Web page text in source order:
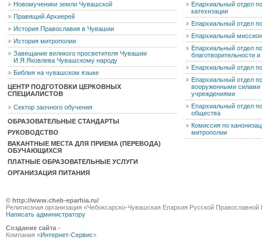
Новомученики земли Чувашской
Правящий Архиерей
История Православия в Чувашии
История митрополии
Завещание великого просветителя Чувашии
И.Я.Яковлева Чувашскому народу
Библия на чувашском языке
ЦЕНТР ПОДГОТОВКИ ЦЕРКОВНЫХ
СПЕЦИАЛИСТОВ
Сектор заочного обучения
ОБРАЗОВАТЕЛЬНЫЕ СТАНДАРТЫ
РУКОВОДСТВО
ВАКАНТНЫЕ МЕСТА ДЛЯ ПРИЕМА (ПЕРЕВОДА)
ОБУЧАЮЩИХСЯ
ПЛАТНЫЕ ОБРАЗОВАТЕЛЬНЫЕ УСЛУГИ
ОРГАНИЗАЦИЯ ПИТАНИЯ
Епархиальный отдел
катехизации
Епархиальный отдел
Епархиальный
Епархиальный отдел
благотворительности
Епархиальный отдел
Епархиальный отдел
вооруженными силами
учреждениями
Епархиальный отдел
общества
Комиссия по
митрополии
© http://www.cheb-eparhia.ru/
Религиозная организация «Чебоксарско-Чувашская Епархия Русской
Написать администратору
Создание сайта -
Компания «Интернет-Сервис»